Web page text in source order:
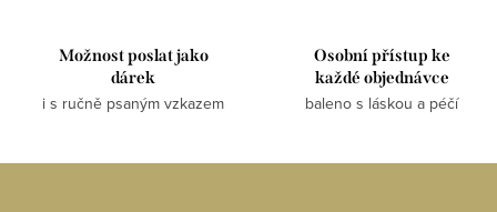
Možnost poslat jako
dárek
i s ručně psaným vzkazem
Osobní přístup ke
každé objednávce
baleno s láskou a péčí